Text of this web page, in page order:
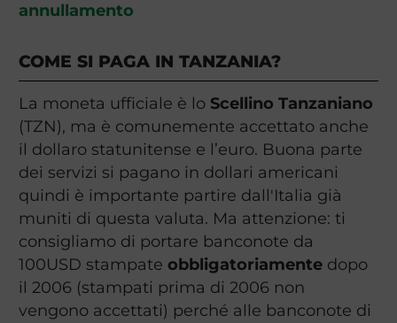
annullamento
COME SI PAGA IN TANZANIA?
La moneta ufficiale è lo Scellino Tanzaniano
(TZN), ma è comunemente accettato anche
il dollaro statunitense e l’euro. Buona parte
dei servizi si pagano in dollari americani
quindi è importante partire dall'Italia già
muniti di questa valuta. Ma attenzione: ti
consigliamo di portare banconote da
100USD stampate obbligatoriamentedopo
il 2006 (stampati prima di 2006 non
vengono accettati) perché alle banconote di